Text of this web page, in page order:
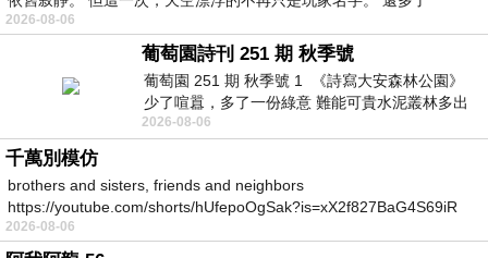
2026-08-06
葡萄園詩刊 251 期 秋季號
葡萄園 251 期 秋季號 1 《詩寫大安森林公園》
少了喧囂，多了一份綠意 難能可貴水泥叢林多出
一
2026-08-06
千萬別模仿
brothers and sisters, friends and neighbors
https://youtube.com/shorts/hUfepoOgSak?is=xX2f827BaG4S69iR
https
2026-08-06